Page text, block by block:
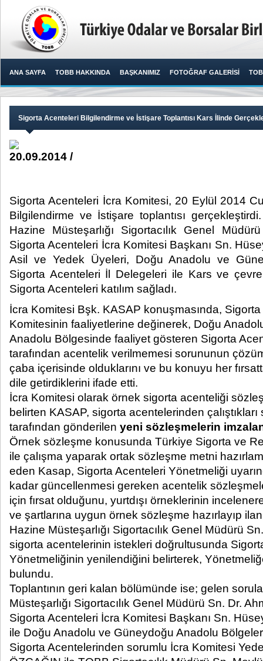
ANA SAYFA TOBB HAKKINDA BAŞKANIMIZ FOTOĞRAF GALERİSİ
Sigorta Acenteleri Bilgilendirme ve İstişare Toplantısı Kars İlinde
20.09.2014 /
Sigorta Acenteleri İcra Komitesi, 20 Eylül 2014
Bilgilendirme ve İstişare toplantısı
Hazine Müsteşarlığı Sigortacılık Genel
Sigorta Acenteleri İcra Komitesi Başkanı Sn.
Asil ve Yedek Üyeleri, Doğu Anadolu ve
Sigorta Acenteleri İl Delegeleri ile Kars ve
Sigorta Acenteleri katılım sağladı. ​
İcra Komitesi Bşk. KASAP konuşmasında,
Komitesinin faaliyetlerine değinerek, Doğu
Anadolu Bölgesinde faaliyet gösteren Sigorta
tarafından acentelik verilmemesi sorununun
çaba içerisinde olduklarını ve bu konuyu her
dile getirdiklerini ifade etti.
İcra Komitesi olarak örnek sigorta acenteliği
belirten KASAP, sigorta acentelerinden
tarafından gönderilen yeni sözleşmelerin
Örnek sözleşme konusunda Türkiye Sigorta ve
ile çalışma yaparak ortak sözleşme metni
eden Kasap, Sigorta Acenteleri Yönetmeliği
kadar güncellenmesi gereken acentelik
için fırsat olduğunu, yurtdışı örneklerinin
ve şartlarına uygun örnek sözleşme hazırlayıp
Hazine Müsteşarlığı Sigortacılık Genel Müdürü
sigorta acentelerinin istekleri doğrultusunda
Yönetmeliğinin yenilendiğini belirterek,
bulundu.
Toplantının geri kalan bölümünde ise; gelen
Müsteşarlığı Sigortacılık Genel Müdürü Sn. Dr.
Sigorta Acenteleri İcra Komitesi Başkanı Sn.
ile Doğu Anadolu ve Güneydoğu Anadolu
Sigorta Acentelerinden sorumlu İcra Komitesi